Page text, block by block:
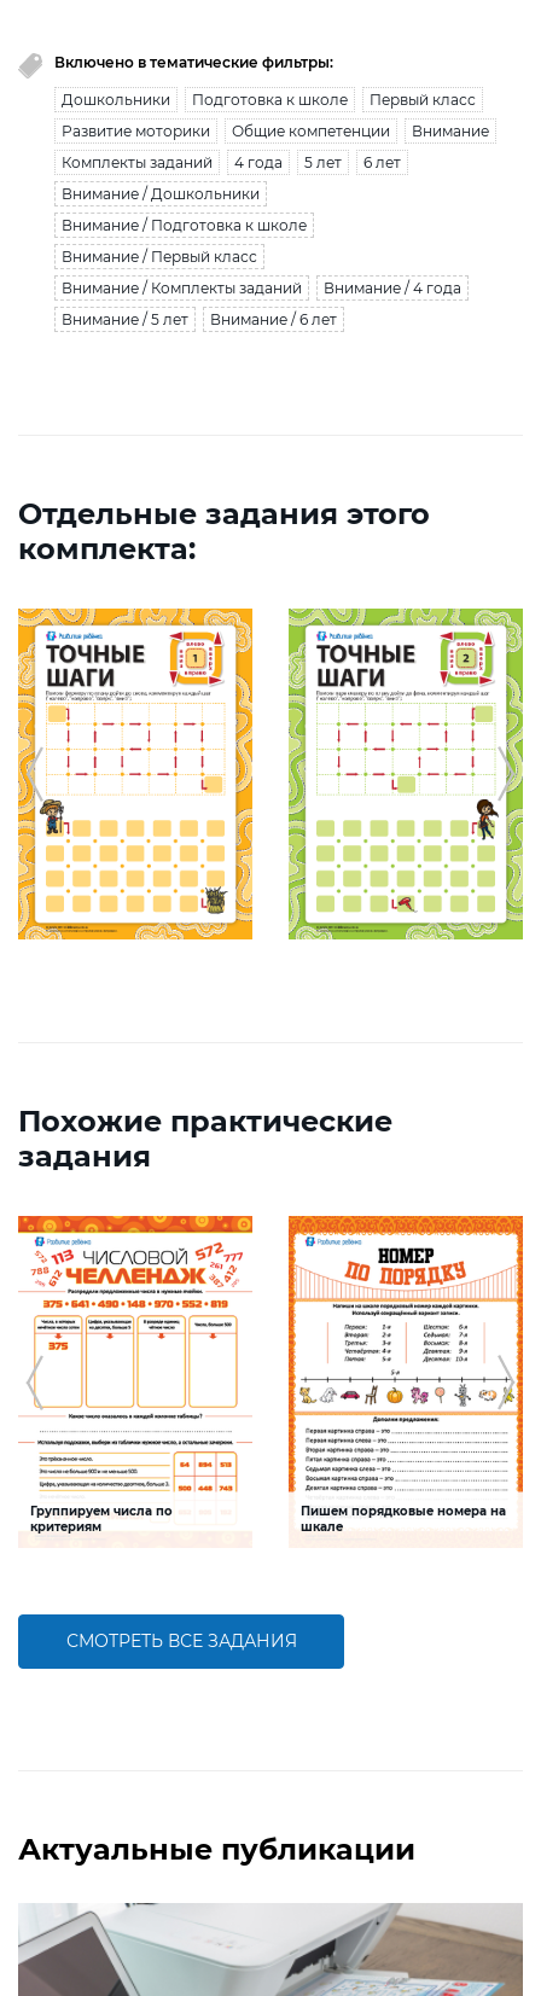
Включено в тематические фильтры:
Дошкольники Подготовка к школе
Первый класс
Развитие моторики
Общие компетенции
Внимание
Комплекты заданий
4 года 5 лет
6 лет
Внимание / Дошкольники
Внимание / Подготовка к школе
Внимание / Первый класс
Внимание / Комплекты заданий
Внимание / 4 года
Внимание / 5 лет
Внимание / 6 лет
Отдельные задания этого
комплекта:
Похожие практические
задания
Группируем числа по
критериям
Пишем порядковые номера на
шкале
работать с числами первого десятка
СМОТРЕТЬ ВСЕ ЗАДАНИЯ
Актуальные публикации